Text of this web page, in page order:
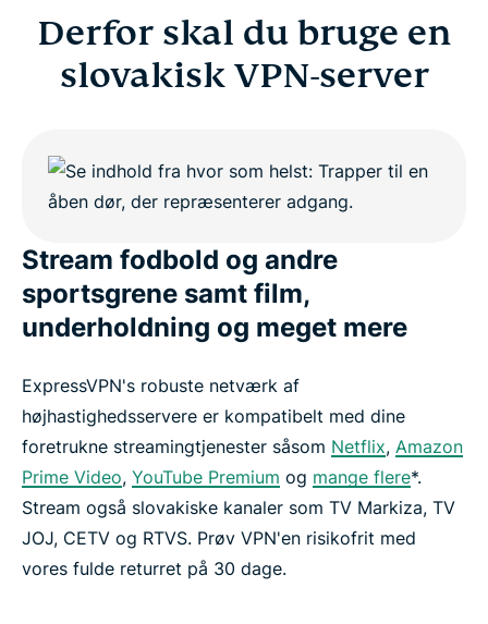
Derfor skal du bruge en
slovakisk VPN-server
Stream fodbold og andre
sportsgrene samt film,
underholdning og meget mere
ExpressVPN's robuste netværk af
højhastighedsservere er kompatibelt med dine
foretrukne streamingtjenester såsom Netflix, Amazon
Prime Video, YouTube Premium og mange flere*.
Stream også slovakiske kanaler som TV Markiza, TV
JOJ, CETV og RTVS. Prøv VPN'en risikofrit med
vores fulde returret på 30 dage.